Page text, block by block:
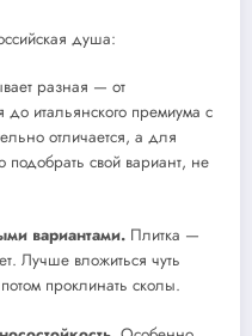
душа:
разная — от
до итальянского премиума с
отличается, а для
подобрать свой вариант, не
вариантами. Плитка —
Лучше вложиться чуть
проклинать сколы.